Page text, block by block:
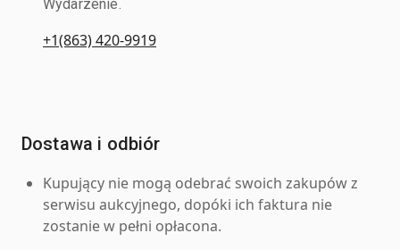
Wydarzenie.
+1(863) 420-9919
Dostawa i odbiór
Kupujący nie mogą odebrać swoich zakupów z
serwisu aukcyjnego, dopóki ich faktura nie
zostanie w pełni opłacona.